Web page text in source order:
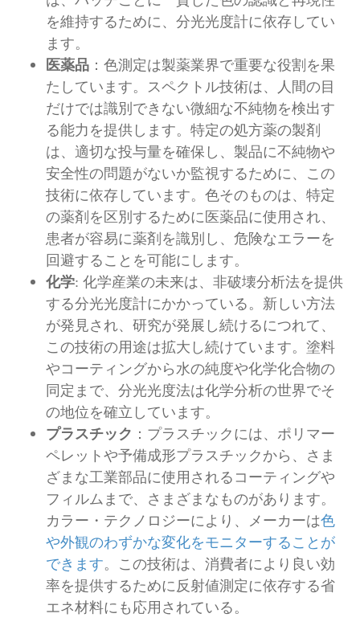
を維持するために、分光光度計に依存してい
ます。
医薬品 ：色測定は製薬業界で重要な役割を果
たしています。スペクトル技術は、人間の目
だけでは識別できない微細な不純物を検出す
る能力を提供します。特定の処方薬の製剤
は、適切な投与量を確保し、製品に不純物や
安全性の問題がないか監視するために、この
技術に依存しています。色そのものは、特定
の薬剤を区別するために医薬品に使用され、
患者が容易に薬剤を識別し、危険なエラーを
回避することを可能にします。
化学: 化学産業の未来は、非破壊分析法を提供
する分光光度計にかかっている。新しい方法
が発見され、研究が発展し続けるにつれて、
この技術の用途は拡大し続けています。塗料
やコーティングから水の純度や化学化合物の
同定まで、分光光度法は化学分析の世界でそ
の地位を確立しています。
プラスチック ：プラスチックには、ポリマー
ペレットや予備成形プラスチックから、さま
ざまな工業部品に使用されるコーティングや
フィルムまで、さまざまなものがあります。
カラー・テクノロジーにより、メーカーは色
や外観のわずかな変化をモニターすることが
できます。この技術は、消費者により良い効
率を提供するために反射値測定に依存する省
エネ材料にも応用されている。